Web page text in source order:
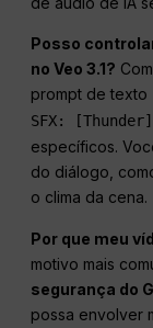
Posso
no Veo 3.1?
prompt de
SFX: [Thunder]
específicos.
do diálogo,
o clima da cena.
Por que meu
motivo mais
segurança do
possa envolver